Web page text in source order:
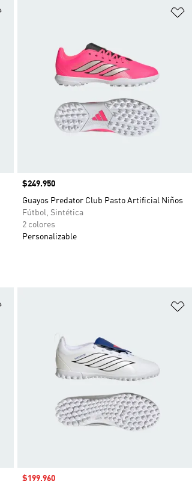
Precio
$249.950
Guayos Predator Club Pasto Artificial Niños
Fútbol, Sintética
2 colores
Personalizable
Precio de venta
$199.960